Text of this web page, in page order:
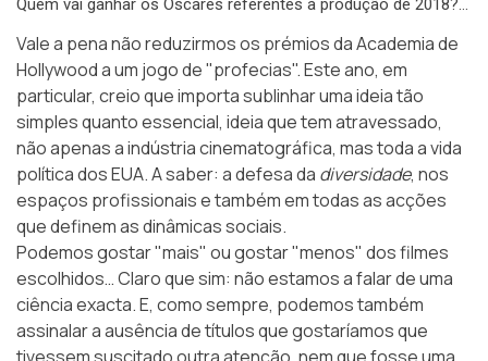
Quem vai ganhar os Óscares referentes à produção de 2018?…
Vale a pena não reduzirmos os prémios da Academia de
Hollywood a um jogo de "profecias". Este ano, em
particular, creio que importa sublinhar uma ideia tão
simples quanto essencial, ideia que tem atravessado,
não apenas a indústria cinematográfica, mas toda a vida
política dos EUA. A saber: a defesa da diversidade, nos
espaços profissionais e também em todas as acções
que definem as dinâmicas sociais.
Podemos gostar "mais" ou gostar "menos" dos filmes
escolhidos… Claro que sim: não estamos a falar de uma
ciência exacta. E, como sempre, podemos também
assinalar a ausência de títulos que gostaríamos que